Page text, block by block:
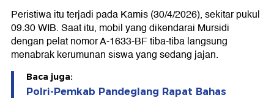
Peristiwa itu terjadi pada Kamis (30/4/2026), sekitar pukul
09.30 WIB. Saat itu, mobil yang dikendarai Mursidi
dengan pelat nomor A-1633-BF tiba-tiba langsung
menabrak kerumunan siswa yang sedang jajan.
Baca juga:
Polri-Pemkab Pandeglang Rapat Bahas